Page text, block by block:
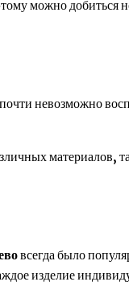
можно
невозможно
материалов,
всегда было
изделие